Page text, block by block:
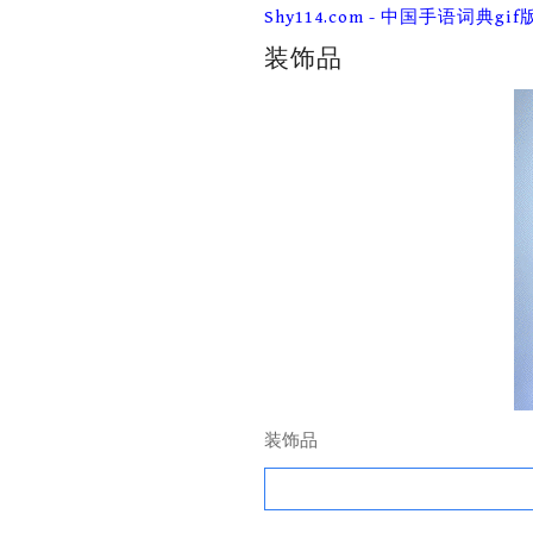
Skip
content
Shy114.com - 中国手语词典gif
装饰品
装饰品
Search